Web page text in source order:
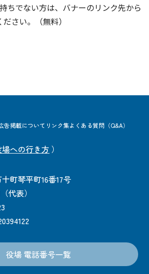
ちでない方は、バナーのリンク先から
さい。（無料）
告掲載について リンク集よくある質問（Q&A）
場への行き方 ）
町琴平町16番17号
代表）
役場 電話番号一覧